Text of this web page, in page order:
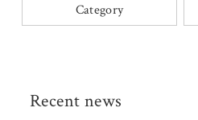
Category
Recent news